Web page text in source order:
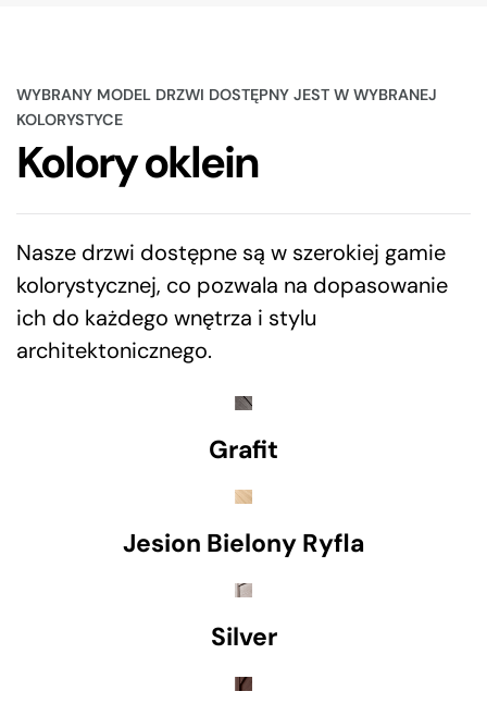
WYBRANY MODEL DRZWI DOSTĘPNY JEST W WYBRANEJ
KOLORYSTYCE
Kolory oklein
Nasze drzwi dostępne są w szerokiej gamie
kolorystycznej, co pozwala na dopasowanie
ich do każdego wnętrza i stylu
architektonicznego.
Grafit
Jesion Bielony Ryfla
Silver